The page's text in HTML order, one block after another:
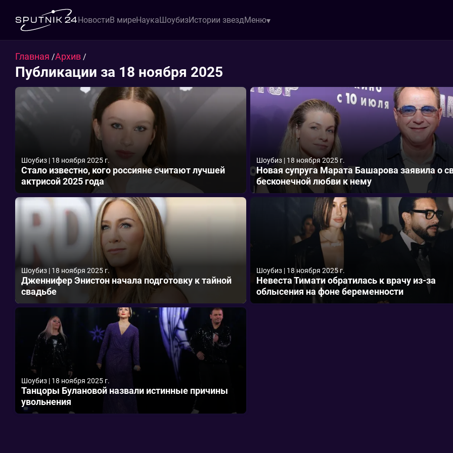
НовостиВ миреНаукаШоубизИстории звездМеню
Главная /Архив /
Публикации за 18 ноября 2025
Шоубиз | 18 ноября 2025 г.
Стало известно, кого россияне считают лучшей
актрисой 2025 года
Шоубиз | 18 ноября 2025 г.
Новая супруга Марата Башарова заявила о
бесконечной любви к нему
Шоубиз | 18 ноября 2025 г.
Дженнифер Энистон начала подготовку к тайной
свадьбе
Шоубиз | 18 ноября 2025 г.
Невеста Тимати обратилась к врачу из-за
облысения на фоне беременности
Шоубиз | 18 ноября 2025 г.
Танцоры Булановой назвали истинные причины
увольнения